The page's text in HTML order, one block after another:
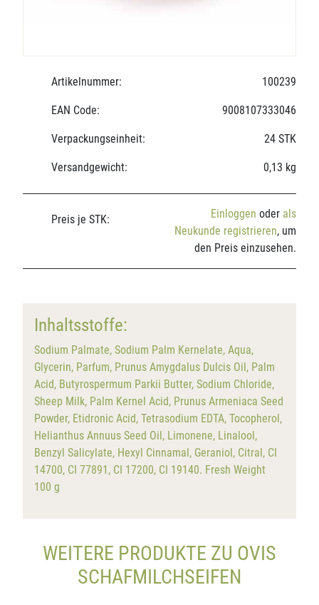
Artikelnummer: 100239
EAN Code: 9008107333046
Verpackungseinheit: 24 STK
Versandgewicht: 0,13 kg
Preis je STK: Einloggen oder als
Neukunde registrieren, um
den Preis einzusehen.
Inhaltsstoffe:
Sodium Palmate, Sodium Palm Kernelate, Aqua,
Glycerin, Parfum, Prunus Amygdalus Dulcis Oil, Palm
Acid, Butyrospermum Parkii Butter, Sodium Chloride,
Sheep Milk, Palm Kernel Acid, Prunus Armeniaca Seed
Powder, Etidronic Acid, Tetrasodium EDTA, Tocopherol,
Helianthus Annuus Seed Oil, Limonene, Linalool,
Benzyl Salicylate, Hexyl Cinnamal, Geraniol, Citral, CI
14700, CI 77891, CI 17200, CI 19140. Fresh Weight
100 g
WEITERE PRODUKTE ZU OVIS
SCHAFMILCHSEIFEN